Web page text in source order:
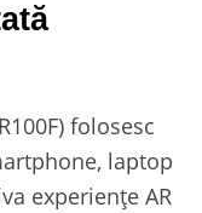
folosesc
laptop
experiențe AR